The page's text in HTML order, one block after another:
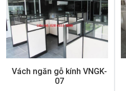
Vách ngăn gỗ kính VNGK-
07